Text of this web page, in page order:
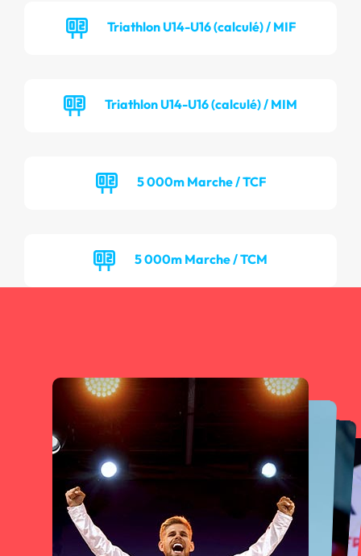
Triathlon U14-U16 (calculé) / MIF
Triathlon U14-U16 (calculé) / MIM
5 000m Marche / TCF
5 000m Marche / TCM